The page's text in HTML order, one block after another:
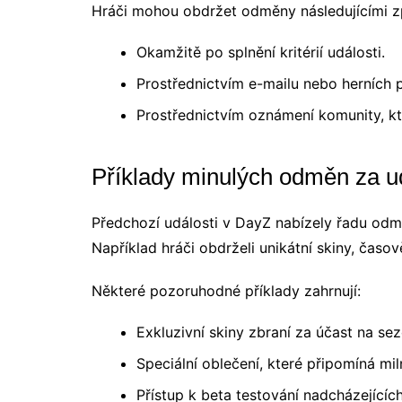
Hráči mohou obdržet odměny následujícími
Okamžitě po splnění kritérií události.
Prostřednictvím e-mailu nebo herních
Prostřednictvím oznámení komunity,
Příklady minulých odměn za
Předchozí události v DayZ nabízely řadu
Například hráči obdrželi unikátní skiny,
Některé pozoruhodné příklady zahrnují:
Exkluzivní skiny zbraní za účast na
Speciální oblečení, které připomíná
Přístup k beta testování